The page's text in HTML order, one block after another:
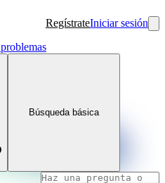
RegístrateIniciar sesión
Búsqueda básica